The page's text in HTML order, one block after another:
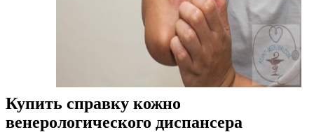
Купить справку кожно
венерологического диспансера